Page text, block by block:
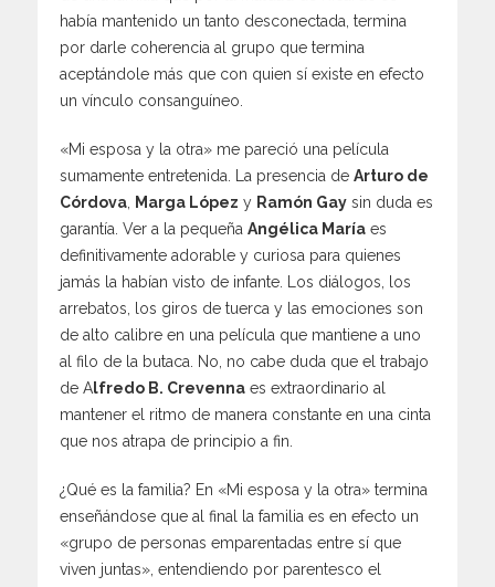
había mantenido un tanto desconectada, termina
por darle coherencia al grupo que termina
aceptándole más que con quien sí existe en efecto
un vínculo consanguíneo.
«Mi esposa y la otra» me pareció una película
sumamente entretenida. La presencia de Arturo de
Córdova
Marga López y Ramón Gay sin duda es
garantía. Ver a la pequeña Angélica María es
definitivamente adorable y curiosa para quienes
jamás la habían visto de infante. Los diálogos, los
arrebatos, los giros de tuerca y las emociones son
de alto calibre en una película que mantiene a uno
al filo de la butaca. No, no cabe duda que el trabajo
de Alfredo B. Crevenna es extraordinario al
mantener el ritmo de manera constante en una cinta
que nos atrapa de principio a fin.
¿Qué es la familia? En «Mi esposa y la otra» termina
enseñándose que al final la familia es en efecto un
«grupo de personas emparentadas entre sí que
viven juntas», entendiendo por parentesco el